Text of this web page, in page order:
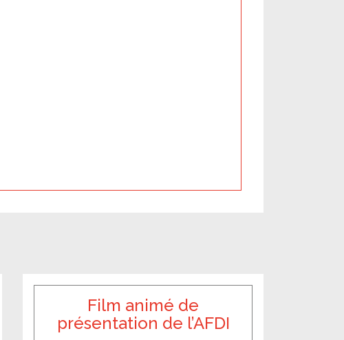
Film animé de
présentation de l’AFDI